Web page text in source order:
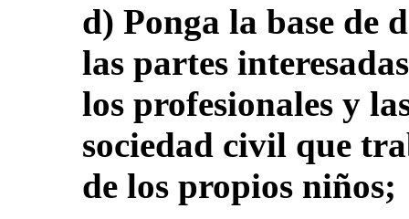
d) Ponga la base de
las partes
los profesionales y
sociedad civil que
de los propios niños;